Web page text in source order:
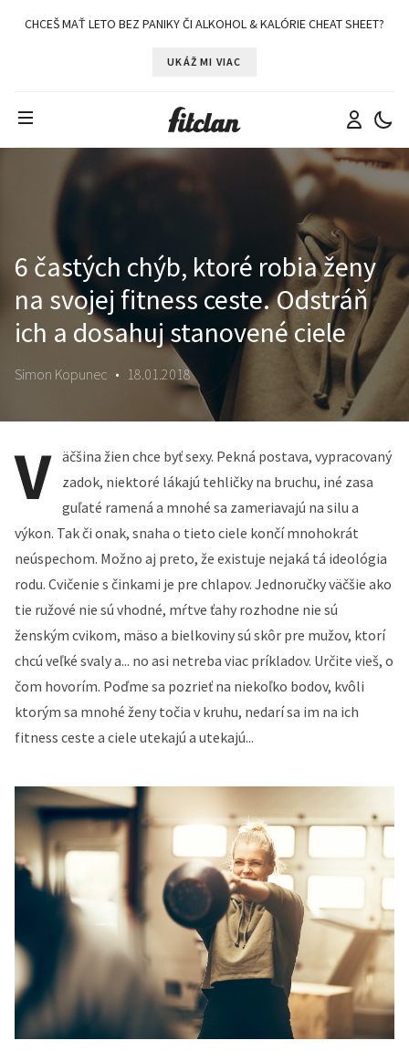
CHCEŠ MAŤ LETO BEZ PANIKY ČI ALKOHOL & KALÓRIE CHEAT SHEET?
UKÁŽ MI VIAC
6 častých chýb, ktoré robia ženy
na svojej fitness ceste. Odstráň
ich a dosahuj stanovené ciele
Simon Kopunec • 18.01.2018
V äčšina žien chce byť sexy. Pekná postava, vypracovaný
zadok, niektoré lákajú tehličky na bruchu, iné zasa
guľaté ramená a mnohé sa zameriavajú na silu a
výkon. Tak či onak, snaha o tieto ciele končí mnohokrát
neúspechom. Možno aj preto, že existuje nejaká tá ideológia
rodu. Cvičenie s činkami je pre chlapov. Jednoručky väčšie ako
tie ružové nie sú vhodné, mŕtve ťahy rozhodne nie sú
ženským cvikom, mäso a bielkoviny sú skôr pre mužov, ktorí
chcú veľké svaly a... no asi netreba viac príkladov. Určite vieš, o
čom hovorím. Poďme sa pozrieť na niekoľko bodov, kvôli
ktorým sa mnohé ženy točia v kruhu, nedarí sa im na ich
fitness ceste a ciele utekajú a utekajú...